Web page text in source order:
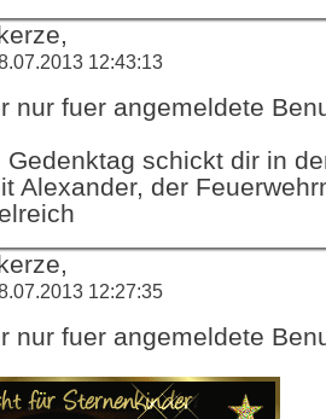
12:43:13
nur fuer angemeldete
Gedenktag schickt dir in
Alexander, der
12:27:35
nur fuer angemeldete